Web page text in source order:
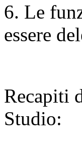
6. Le
essere
Recapiti
Studio: